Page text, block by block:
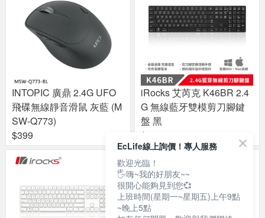
INTOPIC 廣鼎 2.4G UFO
飛碟無線靜音滑鼠 灰藍 (M
SW-Q773)
$399
iRocks 艾芮克 K46BR 2.4
G 無線藍牙雙模剪刀腳鍵
盤 黑
$1187
EcLife線上詢價！專人服務
歡迎光臨！
🖐嗨~我的好朋友~~
很開心能夠見到您💞
上班時間(星期一~星期五)上午9點
~晚上5點